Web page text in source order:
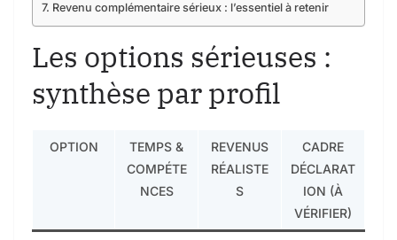
Revenu complémentaire sérieux : l’essentiel à retenir
Les options sérieuses :
synthèse par profil
OPTION
TEMPS &
COMPÉTE
NCES
REVENUS
RÉALISTE
S
CADRE
DÉCLARAT
ION (À
VÉRIFIER)